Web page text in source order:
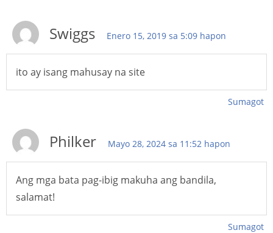
Swiggs Enero 15, 2019 sa 5:09 hapon
ito ay isang mahusay na site
Sumagot
Philker Mayo 28, 2024 sa 11:52 hapon
Ang mga bata pag-ibig makuha ang bandila,
salamat!
Sumagot